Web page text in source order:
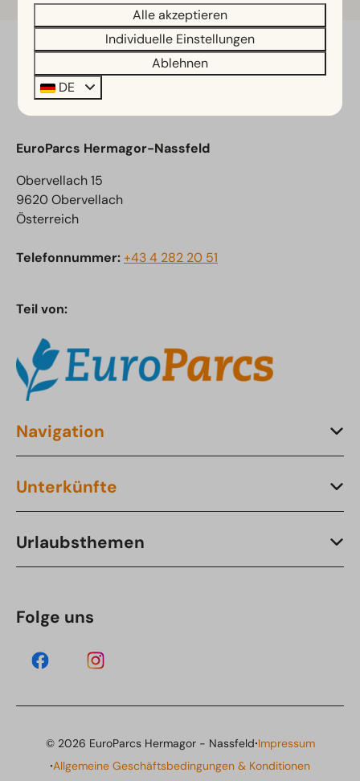
EuroParcs Hermagor-Nassfeld
Obervellach 15
9620 Obervellach
Österreich
Telefonnummer:+43 4 282 20 51
Teil von:
Navigation
Unterkünfte
Urlaubsthemen
Folge uns
© 2026 EuroParcs Hermagor - Nassfeld·Impressum
·Allgemeine Geschäftsbedingungen & Konditionen
Alle akzeptieren
Individuelle Einstellungen
Ablehnen
DE